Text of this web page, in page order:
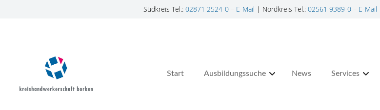
Südkreis Tel.: 02871 2524-0– E-Mail | Nordkreis Tel.: 02561 9389-0– E-Mail
Start Ausbildungssuche News Services